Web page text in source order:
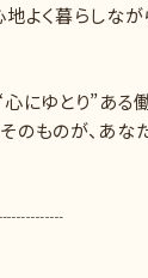
よく暮らしなが
にゆとり”ある
のものが、あな